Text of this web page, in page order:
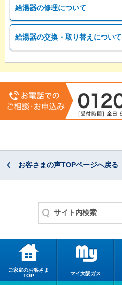
給湯器の修理について
給湯器の交換・取り替えについて
お客さまの声TOPページへ戻る
ご家庭のお客さま
TOP
マイ大阪ガス